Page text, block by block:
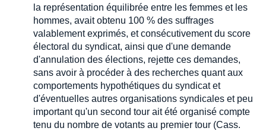
la représentation équilibrée entre les femmes et les
hommes, avait obtenu 100 % des suffrages
valablement exprimés, et consécutivement du score
électoral du syndicat, ainsi que d'une demande
d'annulation des élections, rejette ces demandes,
sans avoir à procéder à des recherches quant aux
comportements hypothétiques du syndicat et
d'éventuelles autres organisations syndicales et peu
important qu'un second tour ait été organisé compte
tenu du nombre de votants au premier tour (Cass.